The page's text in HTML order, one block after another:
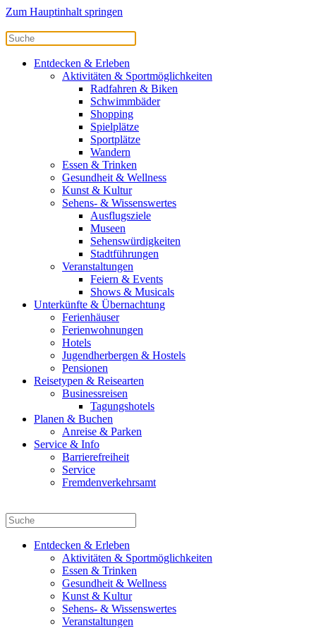
Zum Hauptinhalt springen
Entdecken & Erleben
Aktivitäten & Sportmöglichkeiten
Radfahren & Biken
Schwimmbäder
Shopping
Spielplätze
Sportplätze
Wandern
Essen & Trinken
Gesundheit & Wellness
Kunst & Kultur
Sehens- & Wissenswertes
Ausflugsziele
Museen
Sehenswürdigkeiten
Stadtführungen
Veranstaltungen
Feiern & Events
Shows & Musicals
Unterkünfte & Übernachtung
Ferienhäuser
Ferienwohnungen
Hotels
Jugendherbergen & Hostels
Pensionen
Reisetypen & Reisearten
Businessreisen
Tagungshotels
Planen & Buchen
Anreise & Parken
Service & Info
Barrierefreiheit
Service
Fremdenverkehrsamt
Entdecken & Erleben
Aktivitäten & Sportmöglichkeiten
Essen & Trinken
Gesundheit & Wellness
Kunst & Kultur
Sehens- & Wissenswertes
Veranstaltungen